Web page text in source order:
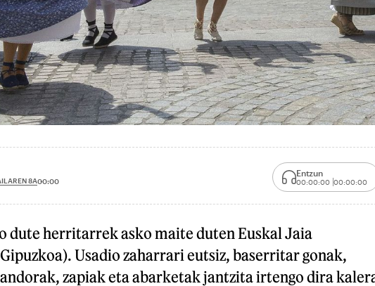
8A00:00
Entzun
00:00:00 00:00:00
dute herritarrek asko maite duten Euskal Jaia
Usadio zaharrari eutsiz, baserritar gonak,
zapiak eta abarketak jantzita irtengo dira